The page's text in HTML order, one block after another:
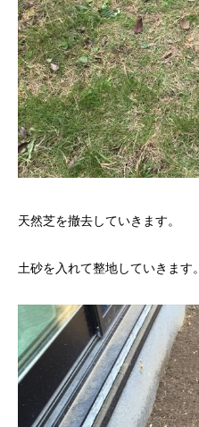
天然芝を撤去していきます。
土砂を入れて整地していきます。